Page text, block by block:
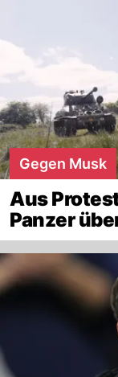
Gegen Musk
Aus
Panzer